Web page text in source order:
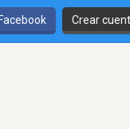
Crear